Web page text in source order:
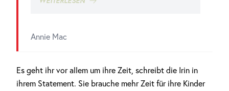
Annie Mac
Es geht ihr vor allem um ihre Zeit, schreibt die Irin in
ihrem Statement. Sie brauche mehr Zeit für ihre Kinder